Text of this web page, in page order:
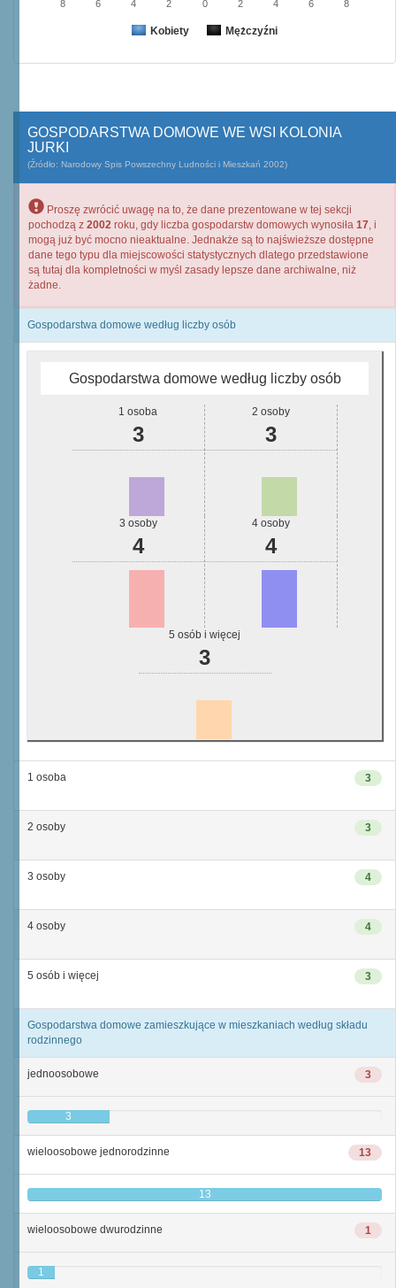
Kobiety Mężczyźni
8 6 4 2 0 2 4 6 8
GOSPODARSTWA DOMOWE WE WSI KOLONIA
JURKI
(Źródło: Narodowy Spis Powszechny Ludności i Mieszkań 2002)
Proszę zwrócić uwagę na to, że dane prezentowane w tej sekcji
pochodzą z 2002 roku, gdy liczba gospodarstw domowych wynosiła 17, i
mogą już być mocno nieaktualne. Jednakże są to najświeższe dostępne
dane tego typu dla miejscowości statystycznych dlatego przedstawione
są tutaj dla kompletności w myśl zasady lepsze dane archiwalne, niż
żadne.
Gospodarstwa domowe według liczby osób
Gospodarstwa domowe według liczby osób
1 osoba
3
2 osoby
3
3 osoby
4
4 osoby
4
5 osób i więcej
3
3
1 osoba
3
2 osoby
4
3 osoby
4
4 osoby
3
5 osób i więcej
Gospodarstwa domowe zamieszkujące w mieszkaniach według składu
rodzinnego
3
jednoosobowe
3
13
wieloosobowe jednorodzinne
13
1
wieloosobowe dwurodzinne
1